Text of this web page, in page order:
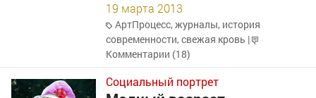
19 марта 2013
АртПроцесс,журналы, история
современности,свежая кровь |
Комментарии (18)
Социальный портрет